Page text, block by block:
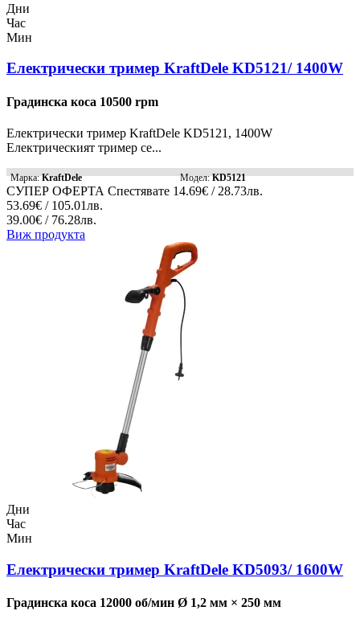
Дни
Час
Мин
Електрически тример KraftDele KD5121/ 1400W
Градинска коса 10500 rpm
Електрически тример KraftDele KD5121, 1400W
Електрическият тример се...
Марка:KraftDele Модел:KD5121
СУПЕР ОФЕРТА Спестявате 14.69€ / 28.73лв.
53.69€ / 105.01лв.
39.00€ / 76.28лв.
Виж продукта
Дни
Час
Мин
Електрически тример KraftDele KD5093/ 1600W
Градинска коса 12000 об/мин Ø 1,2 мм × 250 мм